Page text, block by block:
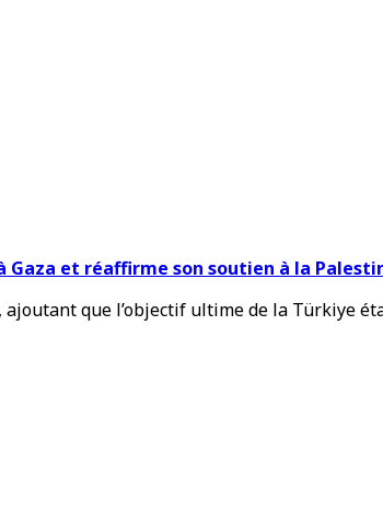
Gaza et réaffirme son soutien à la
que l’objectif ultime de la Türkiye